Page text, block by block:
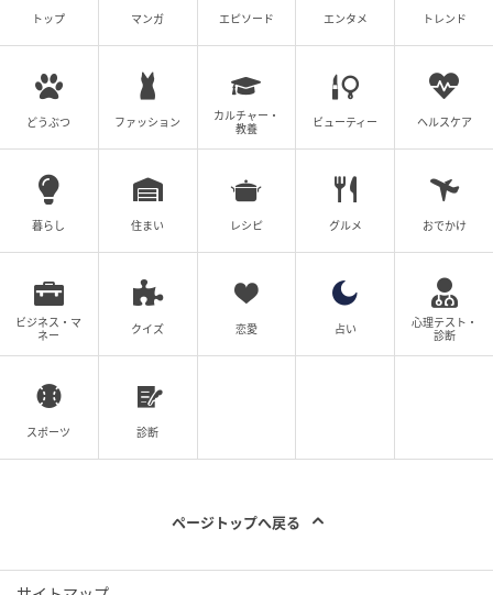
トップ マンガ エピソード エンタメ トレンド
どうぶつ ファッション
カルチャー・
教養
ビューティー ヘルスケア
暮らし 住まい レシピ グルメ おでかけ
ビジネス・マ
ネー
クイズ 恋愛 占い
心理テスト・
診断
スポーツ 診断
ページトップへ戻る